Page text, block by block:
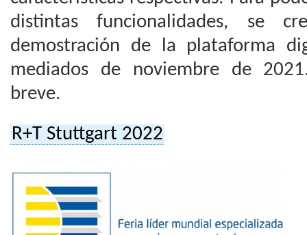
distintas funcionalidades, se
demostración de la plataforma
mediados de noviembre de
breve.
R+T Stuttgart 2022